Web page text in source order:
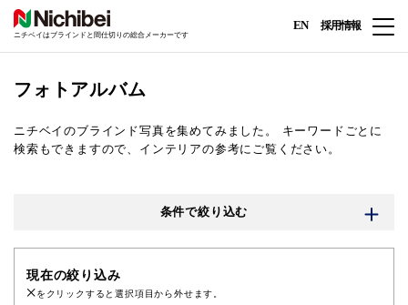
ニチベイはブラインドと間仕切りの総合メーカーです
EN 採用情報
フォトアルバム
ニチベイのブラインド写真を集めてみました。
キーワードごとに
検索もできますので、インテリアの参考にご覧ください。
条件で絞り込む
現在の絞り込み
をクリックすると選択項目から外せます。